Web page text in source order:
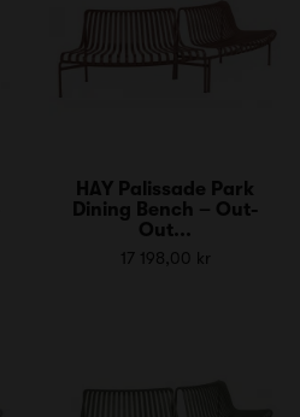
HAY Palissade Park
Dining Bench – Out-
Out...
17 198,00 kr